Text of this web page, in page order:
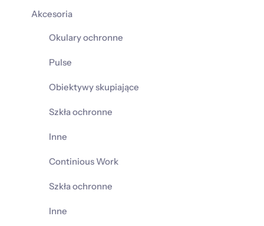
Akcesoria
Okulary ochronne
Pulse
Obiektywy skupiające
Szkła ochronne
Inne
Continious Work
Szkła ochronne
Inne